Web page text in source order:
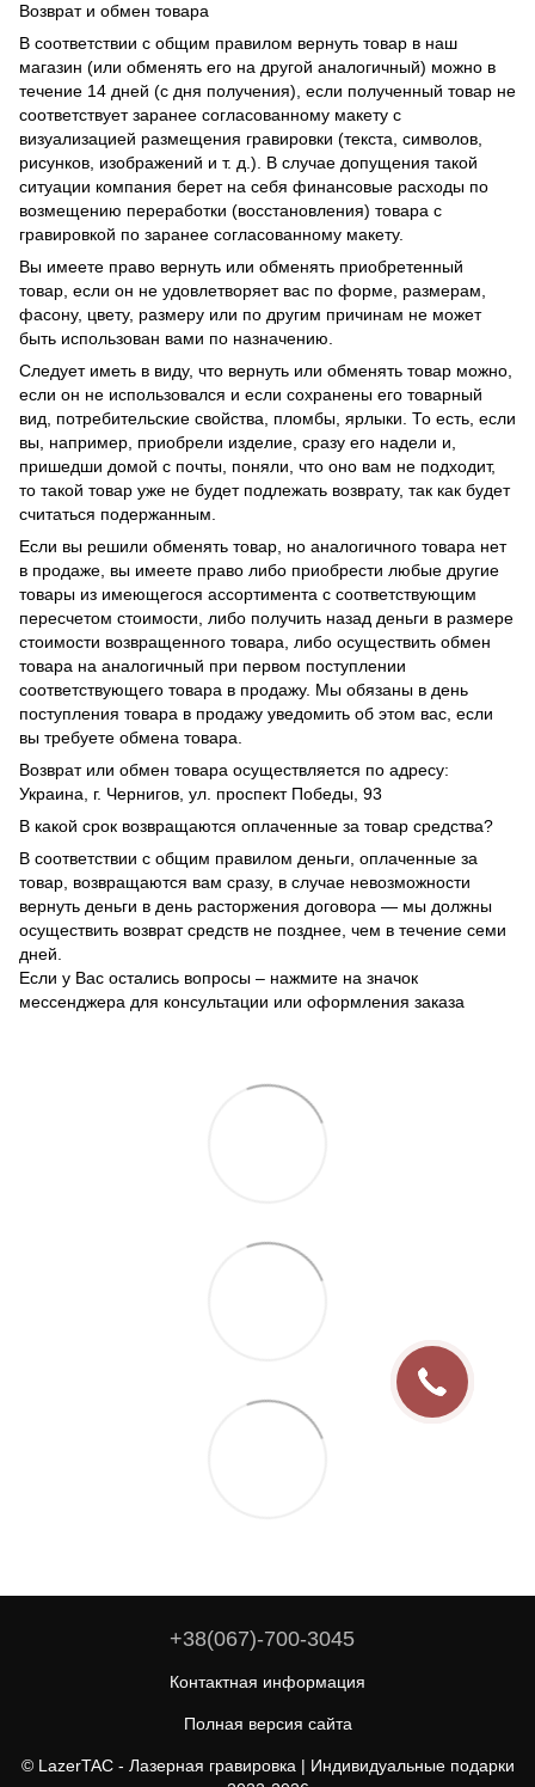
Возврат и обмен товара
В соответствии с общим правилом вернуть товар в наш
магазин (или обменять его на другой аналогичный) можно в
течение 14 дней (с дня получения), если полученный товар не
соответствует заранее согласованному макету с
визуализацией размещения гравировки (текста, символов,
рисунков, изображений и т. д.). В случае допущения такой
ситуации компания берет на себя финансовые расходы по
возмещению переработки (восстановления) товара с
гравировкой по заранее согласованному макету.
Вы имеете право вернуть или обменять приобретенный
товар, если он не удовлетворяет вас по форме, размерам,
фасону, цвету, размеру или по другим причинам не может
быть использован вами по назначению.
Следует иметь в виду, что вернуть или обменять товар можно,
если он не использовался и если сохранены его товарный
вид, потребительские свойства, пломбы, ярлыки. То есть, если
вы, например, приобрели изделие, сразу его надели и,
пришедши домой с почты, поняли, что оно вам не подходит,
то такой товар уже не будет подлежать возврату, так как будет
считаться подержанным.
Если вы решили обменять товар, но аналогичного товара нет
в продаже, вы имеете право либо приобрести любые другие
товары из имеющегося ассортимента с соответствующим
пересчетом стоимости, либо получить назад деньги в размере
стоимости возвращенного товара, либо осуществить обмен
товара на аналогичный при первом поступлении
соответствующего товара в продажу. Мы обязаны в день
поступления товара в продажу уведомить об этом вас, если
вы требуете обмена товара.
Возврат или обмен товара осуществляется по адресу:
Украина, г. Чернигов, ул. проспект Победы, 93
В какой срок возвращаются оплаченные за товар средства?
В соответствии с общим правилом деньги, оплаченные за
товар, возвращаются вам сразу, в случае невозможности
вернуть деньги в день расторжения договора — мы должны
осуществить возврат средств не позднее, чем в течение семи
дней.
Если у Вас остались вопросы – нажмите на значок
мессенджера для консультации или оформления заказа
+38(067)-700-3045
Контактная информация
Полная версия сайта
© LazerTAC - Лазерная гравировка | Индивидуальные подарки